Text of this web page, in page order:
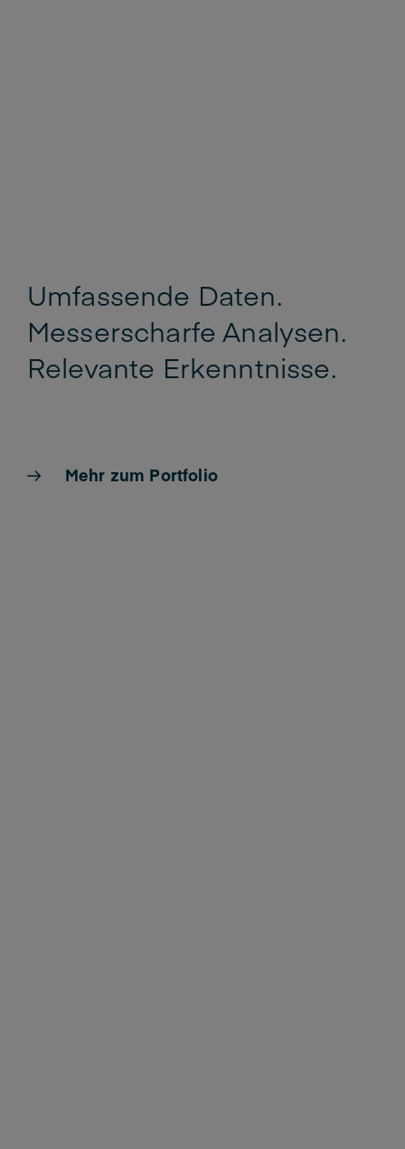
Umfassende Daten.
Messerscharfe Analysen.
Relevante Erkenntnisse.
Mehr zum Portfolio